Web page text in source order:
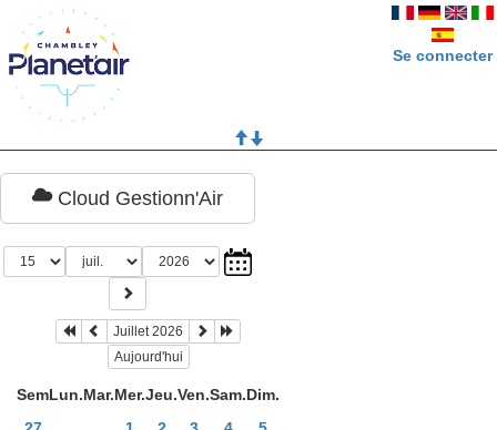
Se connecter
Cloud Gestionn'Air
Juillet 2026
Aujourd'hui
SemLun.Mar.Mer.Jeu.Ven.Sam.Dim.